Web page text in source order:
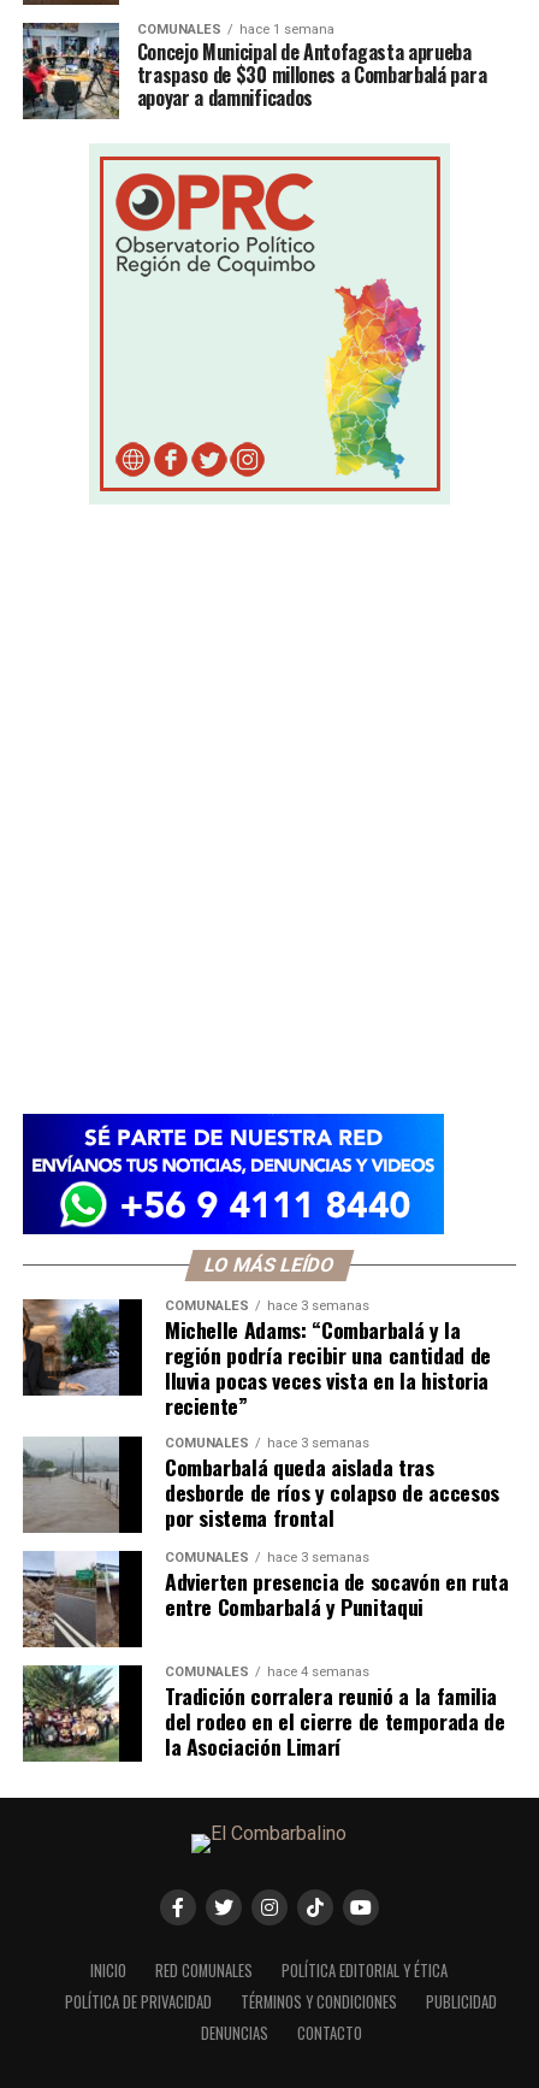
COMUNALES hace 1 semana
Concejo Municipal de Antofagasta aprueba
traspaso de $30 millones a Combarbalá para
apoyar a damnificados
LO MÁS LEÍDO
COMUNALES hace 3 semanas
Michelle Adams: “Combarbalá y la
región podría recibir una cantidad de
lluvia pocas veces vista en la historia
reciente”
COMUNALES hace 3 semanas
Combarbalá queda aislada tras
desborde de ríos y colapso de accesos
por sistema frontal
COMUNALES hace 3 semanas
Advierten presencia de socavón en ruta
entre Combarbalá y Punitaqui
COMUNALES hace 4 semanas
Tradición corralera reunió a la familia
del rodeo en el cierre de temporada de
la Asociación Limarí
INICIO RED COMUNALES
POLÍTICA EDITORIAL Y ÉTICA
POLÍTICA DE PRIVACIDAD
TÉRMINOS Y CONDICIONES
PUBLICIDAD
DENUNCIAS
CONTACTO